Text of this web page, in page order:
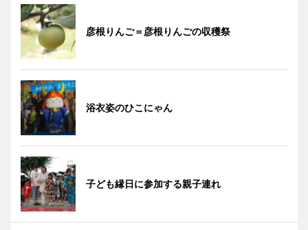
彦根りんご＝彦根りんごの収穫祭
浴衣姿のひこにゃん
子ども縁日に参加する親子連れ